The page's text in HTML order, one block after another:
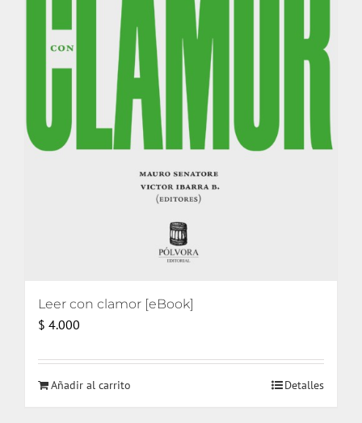
Leer con clamor [eBook]
$ 4.000
Añadir al carrito Detalles